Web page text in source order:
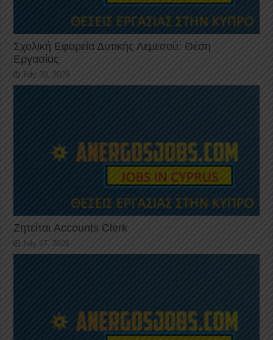
Σχολική Εφορεία Δυτικής Λεμεσού: Θέση
Εργασίας
July 20, 2026
Ζητείται Accounts Clerk
July 17, 2026